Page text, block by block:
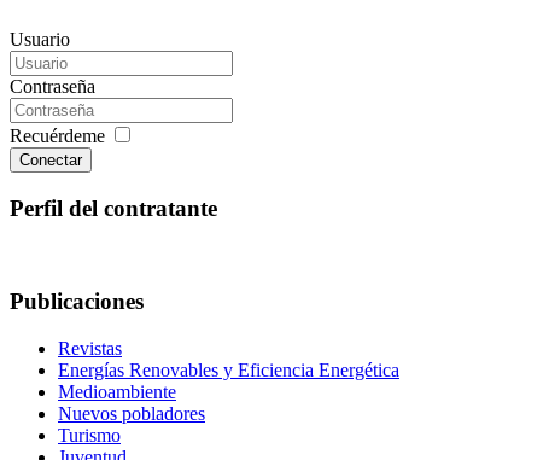
Usuario
Contraseña
Recuérdeme
Conectar
Perfil del contratante
Publicaciones
Revistas
Energías Renovables y Eficiencia Energética
Medioambiente
Nuevos pobladores
Turismo